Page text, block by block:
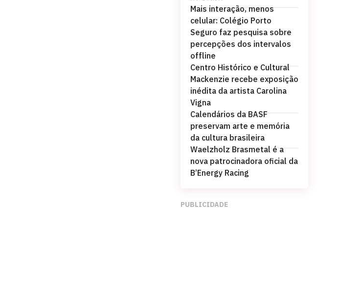
Mais interação, menos
celular: Colégio Porto
Seguro faz pesquisa sobre
percepções dos intervalos
offline
Centro Histórico e Cultural
Mackenzie recebe exposição
inédita da artista Carolina
Vigna
Calendários da BASF
preservam arte e memória
da cultura brasileira
Waelzholz Brasmetal é a
nova patrocinadora oficial da
B’Energy Racing
PUBLICIDADE